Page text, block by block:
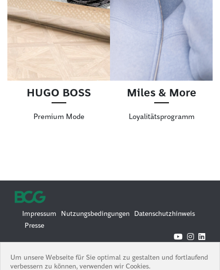
HUGO BOSS
Premium Mode
Miles & More
Loyalitätsprogramm
Impressum Nutzungsbedingungen
Datenschutzhinweis
Presse
Boston Consulting Group is an Equal Opportunity Employer. All
Um unsere Webseite für Sie optimal zu gestalten und fortlaufend
verbessern zu können, verwenden wir Cookies.